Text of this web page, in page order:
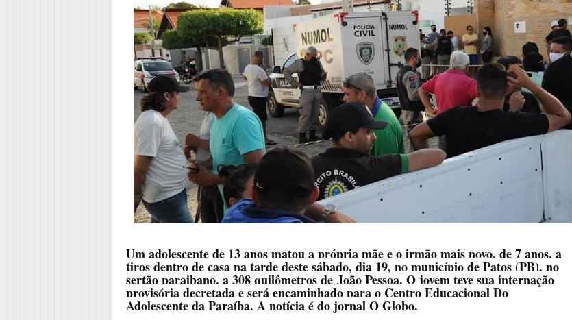
Um adolescente de 13 anos matou a própria mãe e o irmão mais novo, de 7 anos, a
tiros dentro de casa na tarde deste sábado, dia 19, no município de Patos (PB), no
sertão paraibano, a 308 quilômetros de João Pessoa. O jovem teve sua internação
provisória decretada e será encaminhado para o Centro Educacional Do
Adolescente da Paraíba. A notícia é do jornal O Globo.